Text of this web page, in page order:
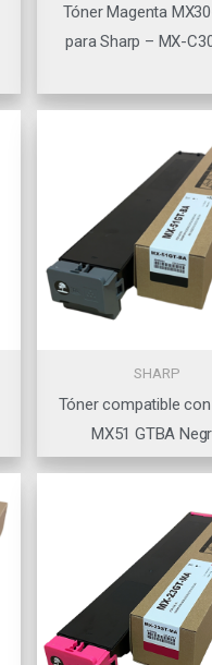
Tóner Magenta
para Sharp – MX-
SHARP
Tóner compatible
MX51 GTBA